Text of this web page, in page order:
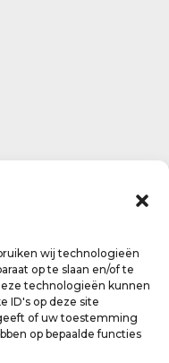
wij technologieën
op te slaan en/of te
technologieën kunnen
ID's op deze site
of uw toestemming
op bepaalde functies